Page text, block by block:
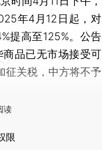
年4月12日起，对
提高至125%。公告
商品已无市场接受可
征关税，中方将不予
读
限